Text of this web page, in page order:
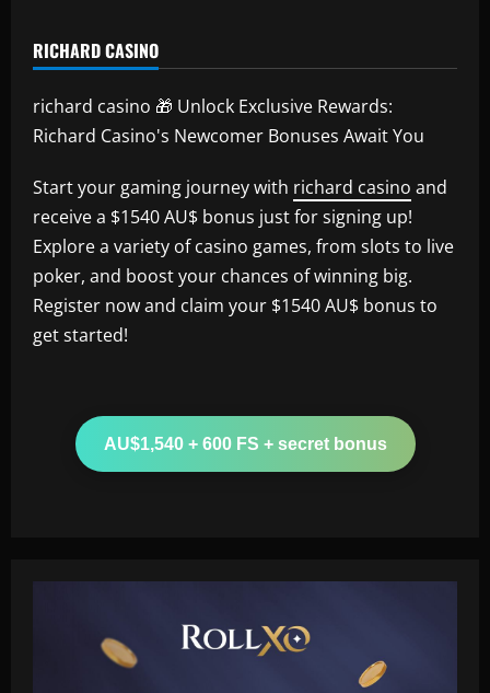
RICHARD CASINO
richard casino 🎁 Unlock Exclusive Rewards:
Richard Casino's Newcomer Bonuses Await You
Start your gaming journey with richard casino and
receive a $1540 AU$ bonus just for signing up!
Explore a variety of casino games, from slots to live
poker, and boost your chances of winning big.
Register now and claim your $1540 AU$ bonus to
get started!
AU$1,540 + 600 FS + secret bonus